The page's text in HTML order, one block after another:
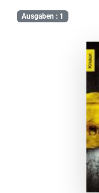
Ausgaben : 1